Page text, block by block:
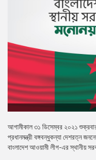
মতামত
বাংলাদেশ
নিউজলেটার
প্রেস
রিলিজ
প্রকাশনা
আগামীকাল ৩১ ডিসেম্বর ২০২১ শুক্রবার
প্রধানমন্ত্রী বঙ্গবন্ধুকন্যা দেশরত্ন
বাংলাদেশ আওয়ামী লীগ-এর স্থানীয়